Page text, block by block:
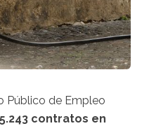
Público de Empleo
contratos en